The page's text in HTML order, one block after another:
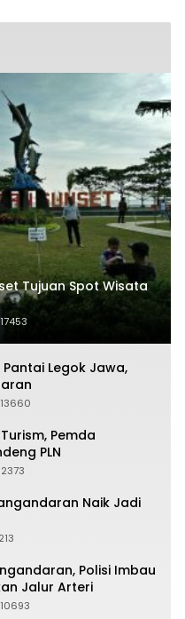
Tujuan Spot Wisata
17453
Legok Jawa,
13660
Pemda
PLN
Naik Jadi
Polisi Imbau
Jalur Arteri
10693